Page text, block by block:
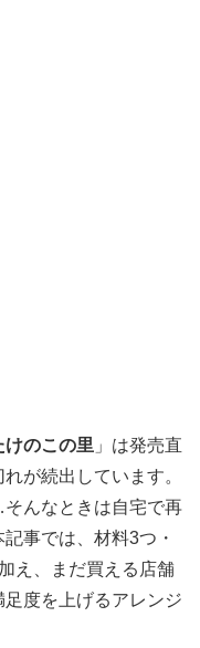
けのこの里 」は発売直
が続出しています。
んなときは自宅で再
事では、材料3つ・
え、まだ買える店舗
度を上げるアレンジ